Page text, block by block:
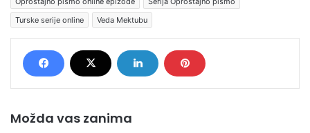
Turske serije online
Veda Mektubu
Možda vas zanima